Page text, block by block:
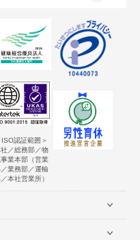
ISO認証範囲＞
／総務部／物
業本部（営業
業務部／運輸
本社営業所）